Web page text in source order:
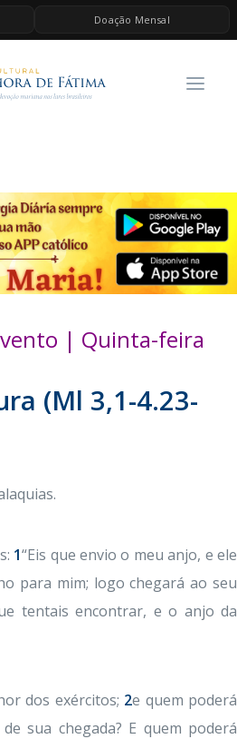
Doação Mensal
CATÓLICAS
| Quinta-feira
(Ml 3,1-4.23-
1“Eis que envio o meu anjo, e ele
para mim; logo chegará ao seu
tentais encontrar, e o anjo da
dos exércitos; 2e quem poderá
sua chegada? E quem poderá